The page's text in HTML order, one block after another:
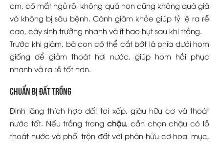
cm, có mắt ngủ rõ, không quá non cũng không quá già
và không bị sâu bệnh. Cành giâm khỏe giúp tỷ lệ ra rễ
cao, cây sinh trưởng nhanh và ít hao hụt sau khi trồng.
Trước khi giâm, bà con có thể cắt bớt lá phía dưới hom
giống để giảm thoát hơi nước, giúp hom hồi phục
nhanh và ra rễ tốt hơn.
Chuẩn bị đất trồng
Đinh lăng thích hợp đất tơi xốp, giàu hữu cơ và thoát
nước tốt. Nếu trồng trong chậu, cần chọn chậu có lỗ
thoát nước và phối trộn đất với phân hữu cơ hoai mục,